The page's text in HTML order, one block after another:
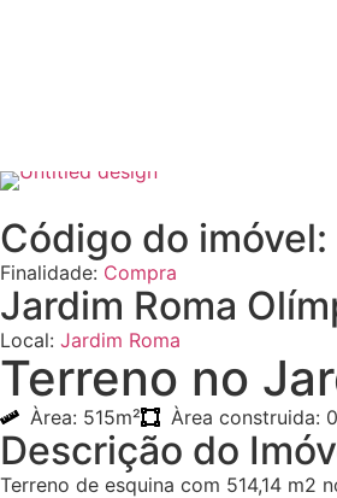
Código do imóvel:
Finalidade: Compra
Jardim Roma
Local: Jardim Roma
Terreno no
Àrea: 515m² Àrea construida:
Descrição do
Terreno de esquina com 514,14